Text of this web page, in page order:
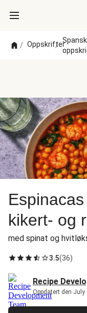
/ Oppskrifter
/
kikert- og
med spinat og
3.5(36)
Recipe
Oppdatert den July